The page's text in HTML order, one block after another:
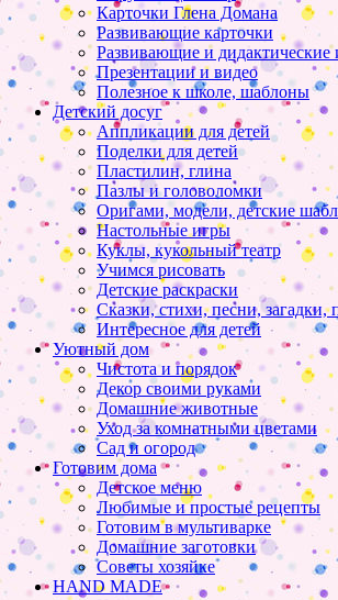
Карточки Глена Домана
Развивающие карточки
Развивающие и дидактические
Презентации и видео
Полезное к школе, шаблоны
Детский досуг
Аппликации для детей
Поделки для детей
Пластилин, глина
Пазлы и головоломки
Оригами, модели, детские
Настольные игры
Куклы, кукольный театр
Учимся рисовать
Детские раскраски
Сказки, стихи, песни, загадки,
Интересное для детей
Уютный дом
Чистота и порядок
Декор своими руками
Домашние животные
Уход за комнатными цветами
Сад и огород
Готовим дома
Детское меню
Любимые и простые рецепты
Готовим в мультиварке
Домашние заготовки
Советы хозяйке
HAND MADE